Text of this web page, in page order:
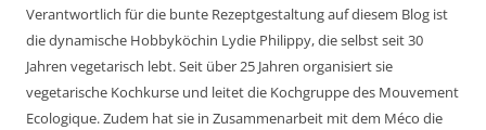
Verantwortlich für die bunte Rezeptgestaltung auf diesem Blog ist
die dynamische Hobbyköchin Lydie Philippy, die selbst seit 30
Jahren vegetarisch lebt. Seit über 25 Jahren organisiert sie
vegetarische Kochkurse und leitet die Kochgruppe des Mouvement
Ecologique. Zudem hat sie in Zusammenarbeit mit dem Méco die